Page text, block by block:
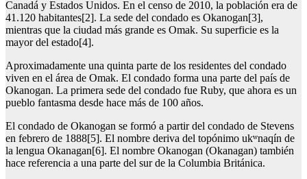
Canadá y Estados Unidos. En el censo de 2010, la población era de
41.120 habitantes[2]. La sede del condado es Okanogan[3],
mientras que la ciudad más grande es Omak. Su superficie es la
mayor del estado[4].
Aproximadamente una quinta parte de los residentes del condado
viven en el área de Omak. El condado forma una parte del país de
Okanogan. La primera sede del condado fue Ruby, que ahora es un
pueblo fantasma desde hace más de 100 años.
El condado de Okanogan se formó a partir del condado de Stevens
en febrero de 1888[5]. El nombre deriva del topónimo ukʷnaqín de
la lengua Okanagan[6]. El nombre Okanogan (Okanagan) también
hace referencia a una parte del sur de la Columbia Británica.